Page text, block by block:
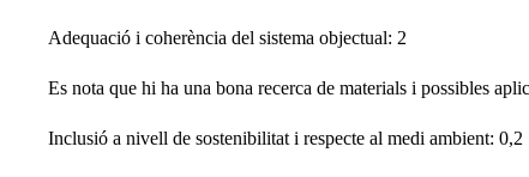
Adequació i coherència del sistema objectual: 2
Es nota que hi ha una bona recerca de materials i possibles
Inclusió a nivell de sostenibilitat i respecte al medi ambient: 0,2